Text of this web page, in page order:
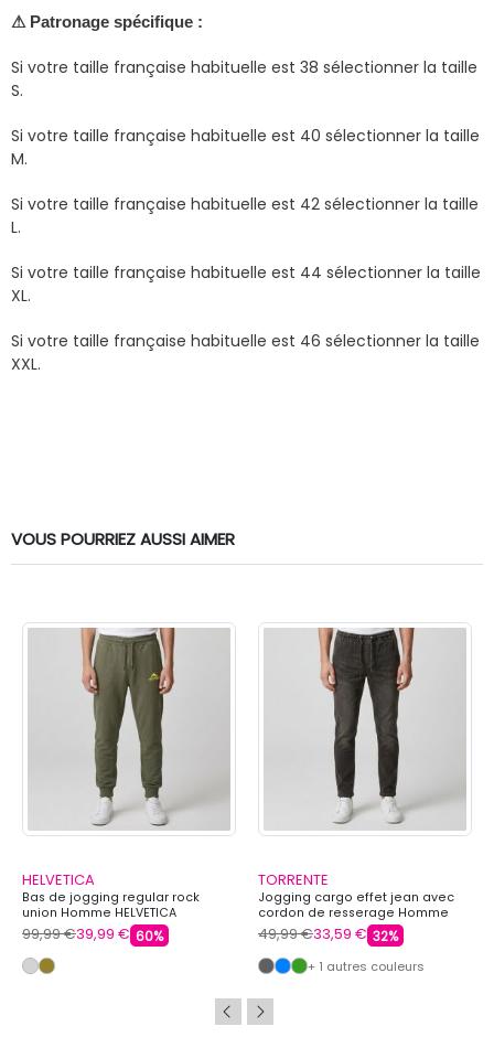
⚠ Patronage spécifique :
Si votre taille française habituelle est 38 sélectionner la taille
S.
Si votre taille française habituelle est 40 sélectionner la taille
M.
Si votre taille française habituelle est 42 sélectionner la taille
L.
Si votre taille française habituelle est 44 sélectionner la taille
XL.
Si votre taille française habituelle est 46 sélectionner la taille
XXL.
VOUS POURRIEZ AUSSI AIMER
HELVETICA
Bas de jogging regular rock
union Homme HELVETICA
99,99 €39,99 € 60%
TORRENTE
Jogging cargo effet jean avec
cordon de resserage Homme
TORRENTE
49,99 €33,59 € 32%
+ 1 autres couleurs